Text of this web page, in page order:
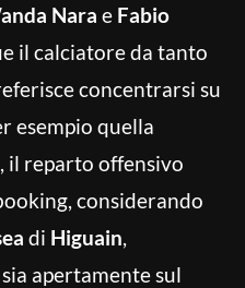
Nara e Fabio
il calciatore da tanto
concentrarsi su
esempio quella
il reparto offensivo
considerando
di Higuain,
apertamente sul